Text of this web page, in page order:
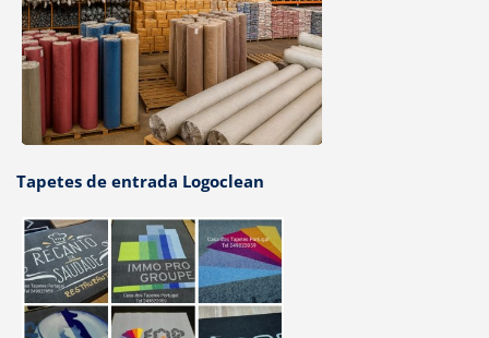
Tapetes de entrada Logoclean